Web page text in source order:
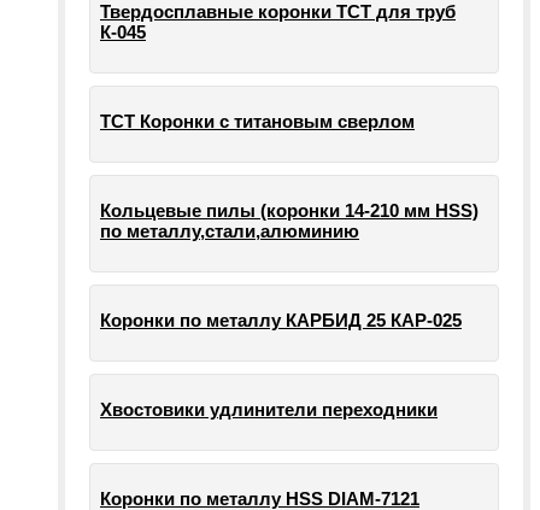
Твердосплавные коронки ТСТ для труб
К-045
ТСТ Коронки с титановым сверлом
Кольцевые пилы (коронки 14-210 мм HSS)
по металлу,стали,алюминию
Коронки по металлу КАРБИД 25 КАР-025
Хвостовики удлинители переходники
Коронки по металлу HSS DIAM-7121